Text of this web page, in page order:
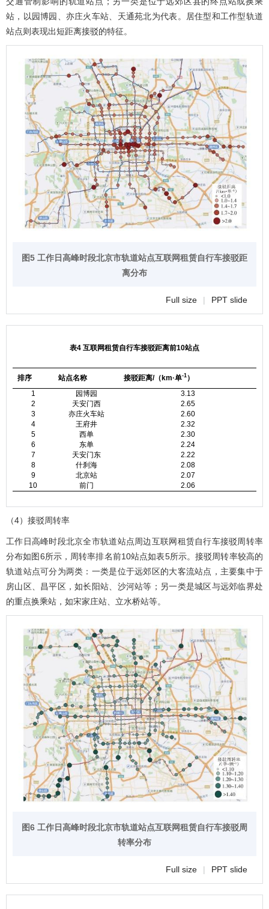
站，以园博园、亦庄火车站、天通苑北为代表。居住型和工作型轨道
站点则表现出短距离接驳的特征。
图5 工作日高峰时段北京市轨道站点互联网租赁自行车接驳距
离分布
Full size | PPT slide
表4 互联网租赁自行车接驳距离前10站点
排序 站点名称 接驳距离/（km·单-1 ）
1
园博园
3.13
2
天安门西
2.65
3
亦庄火车站
2.60
4
王府井
2.32
5
西单
2.30
6
东单
2.24
7
天安门东
2.22
8
什刹海
2.08
9
北京站
2.07
10
前门 2.06
（4）接驳周转率
工作日高峰时段北京全市轨道站点周边互联网租赁自行车接驳周转率
分布如图6所示，周转率排名前10站点如表5所示。接驳周转率较高的
轨道站点可分为两类：一类是位于远郊区的大客流站点，主要集中于
房山区、昌平区，如长阳站、沙河站等；另一类是城区与远郊临界处
的重点换乘站，如宋家庄站、立水桥站等。
图6 工作日高峰时段北京市轨道站点互联网租赁自行车接驳周
转率分布
Full size | PPT slide